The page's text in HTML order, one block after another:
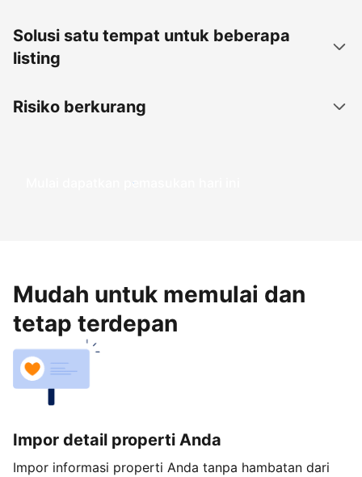
Solusi satu tempat untuk beberapa
listing
Risiko berkurang
Mulai dapatkan pemasukan hari ini
Mudah untuk memulai dan
tetap terdepan
Impor detail properti Anda
Impor informasi properti Anda tanpa hambatan dari